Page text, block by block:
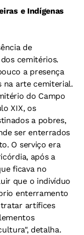
e Indígenas
de
cemitérios.
a presença
na arte cemiterial.
do Campo
XIX, os
a pobres,
ser enterrados
O serviço era
após a
ficava no
que o indivíduo
enterramento
artífices
detalha.